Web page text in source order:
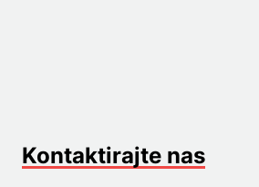
Kontaktirajte nas